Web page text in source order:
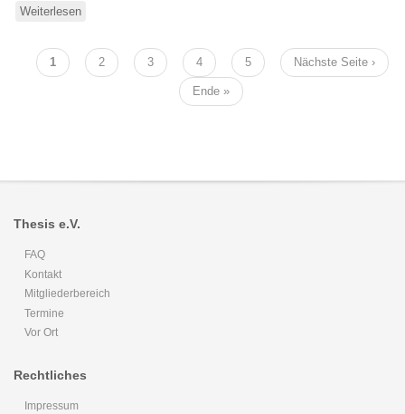
Weiterlesen
Ost
Promovierten-
Seitennummerierung
Aktuelle
Seite
1 Seite
2 Seite
3 Seite
4 Seite
5
Nächste
Seite
Nächste Seite ›
Letzte
Seite
Ende »
Thesis e.V.
FAQ
Kontakt
Mitgliederbereich
Termine
Vor Ort
Rechtliches
Impressum